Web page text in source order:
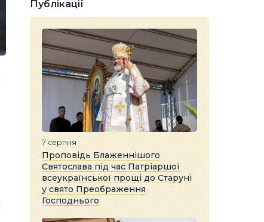
Публікації
7 серпня
Проповідь Блаженнішого
Святослава під час Патріаршої
всеукраїнської прощі до Старуні
у свято Преображення
Господнього